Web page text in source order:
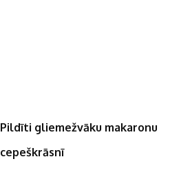
Pildīti gliemežvāku makaronu
cepeškrāsnī